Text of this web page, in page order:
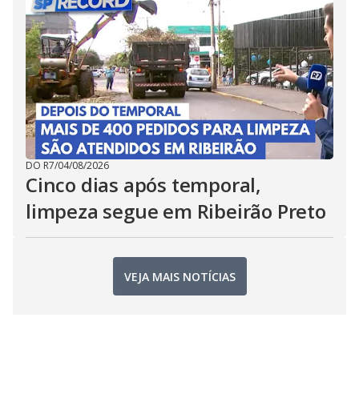
DO R7/04/08/2026
Cinco dias após temporal,
limpeza segue em Ribeirão Preto
VEJA MAIS NOTÍCIAS